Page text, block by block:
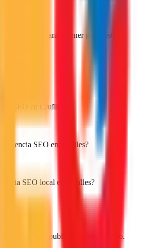
para obtener propuestas
SEO en Cruïlles?
agencia SEO en Cruïlles?
SEO local en Cruïlles?
en
agencias publicadas. Sin registro.